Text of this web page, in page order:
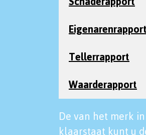
Eigenarenrapport
Tellerrapport
Waarderapport
De van het merk
klaarstaat kunt u